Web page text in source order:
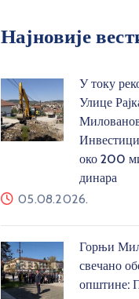
Најновије
У току
Улице
око 200
динара
05.08.2026.
Горњи
свечано
општине: